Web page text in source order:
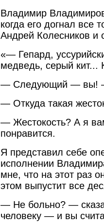
Владимир
когда его догнал все
Андрей Колесников и
«— Гепард,
медведь, серый кит...
— Следующий — вы! —
— Откуда такая
— Жестокость? А я
понравится.
Я представил себе
исполнении
мне, что на этот раз
этом выпустит все
— Не больно? —
человеку — и вы